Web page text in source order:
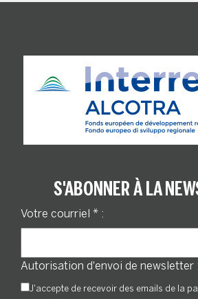
S'ABONNER À LA
Votre courriel * :
Autorisation d'envoi de newsletter :
J'accepte de recevoir des emails de la